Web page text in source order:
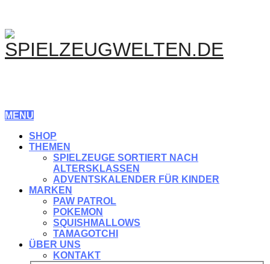
MENU
SHOP
THEMEN
SPIELZEUGE SORTIERT NACH
ALTERSKLASSEN
ADVENTSKALENDER FÜR KINDER
MARKEN
PAW PATROL
POKEMON
SQUISHMALLOWS
TAMAGOTCHI
ÜBER UNS
KONTAKT